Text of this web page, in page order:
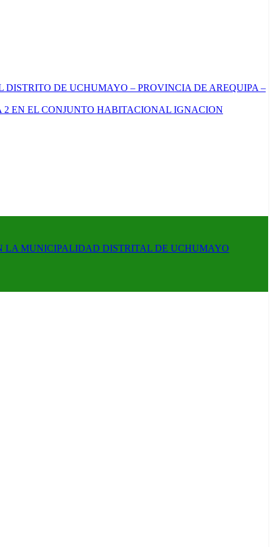
DISTRITO DE UCHUMAYO – PROVINCIA DE AREQUIPA –
EN EL CONJUNTO HABITACIONAL IGNACION
LA MUNICIPALIDAD DISTRITAL DE UCHUMAYO